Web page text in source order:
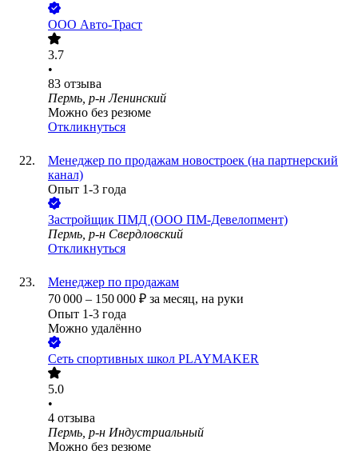
ООО Авто-Траст
3.7
•
83 отзыва
Пермь, р-н Ленинский
Можно без резюме
Откликнуться
Менеджер по продажам новостроек (на партнерский
канал)
Опыт 1-3 года
Застройщик ПМД (ООО ПМ-Девелопмент)
Пермь, р-н Свердловский
Откликнуться
Менеджер по продажам
70 000 – 150 000 ₽ за месяц, на руки
Опыт 1-3 года
Можно удалённо
Сеть спортивных школ PLAYMAKER
5.0
•
4 отзыва
Пермь, р-н Индустриальный
Можно без резюме